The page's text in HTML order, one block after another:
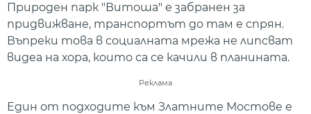
Природен парк "Витоша" е забранен за
придвижване, транспортът до там е спрян.
Въпреки това в социалната мрежа не липсват
видеа на хора, които са се качили в планината.
Реклама
Един от подходите към Златните Мостове е